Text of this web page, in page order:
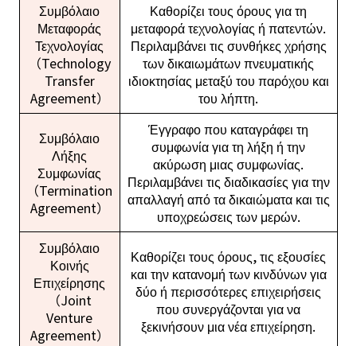
Συμβόλαιο
Μεταφοράς
Τεχνολογίας
（Technology
Transfer
Agreement）
Καθορίζει τους όρους για τη
μεταφορά τεχνολογίας ή πατεντών.
Περιλαμβάνει τις συνθήκες χρήσης
των δικαιωμάτων πνευματικής
ιδιοκτησίας μεταξύ του παρόχου και
του λήπτη.
Συμβόλαιο
Λήξης
Συμφωνίας
（Termination
Agreement）
Έγγραφο που καταγράφει τη
συμφωνία για τη λήξη ή την
ακύρωση μιας συμφωνίας.
Περιλαμβάνει τις διαδικασίες για την
απαλλαγή από τα δικαιώματα και τις
υποχρεώσεις των μερών.
Συμβόλαιο
Κοινής
Επιχείρησης
（Joint
Venture
Agreement）
Καθορίζει τους όρους, τις εξουσίες
και την κατανομή των κινδύνων για
δύο ή περισσότερες επιχειρήσεις
που συνεργάζονται για να
ξεκινήσουν μια νέα επιχείρηση.